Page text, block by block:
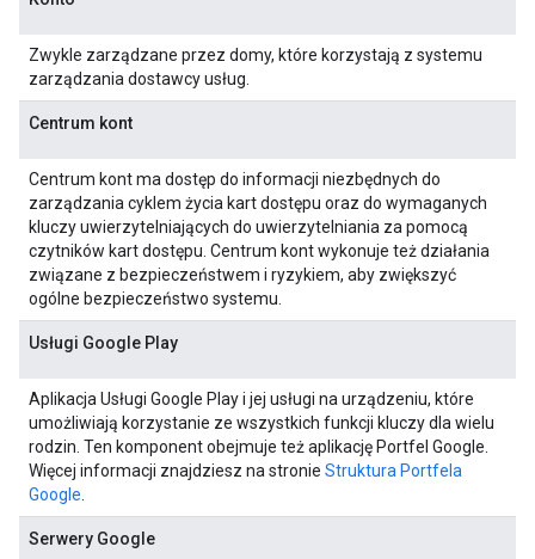
Zwykle zarządzane przez domy, które korzystają z systemu
zarządzania dostawcy usług.
Centrum kont
Centrum kont ma dostęp do informacji niezbędnych do
zarządzania cyklem życia kart dostępu oraz do wymaganych
kluczy uwierzytelniających do uwierzytelniania za pomocą
czytników kart dostępu. Centrum kont wykonuje też działania
związane z bezpieczeństwem i ryzykiem, aby zwiększyć
ogólne bezpieczeństwo systemu.
Usługi Google Play
Aplikacja Usługi Google Play i jej usługi na urządzeniu, które
umożliwiają korzystanie ze wszystkich funkcji kluczy dla wielu
rodzin. Ten komponent obejmuje też aplikację Portfel Google.
Więcej informacji znajdziesz na stronie Struktura Portfela
Google
Serwery Google